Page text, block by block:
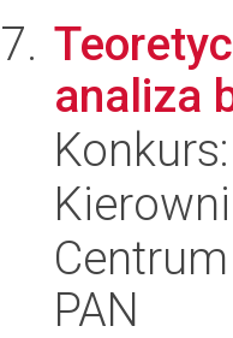
analiza
Konkurs:
PAN